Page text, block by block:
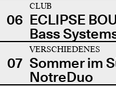
06
CLUB
ECLIPSE
Bass
07
VERSCHIEDENES
Sommer im
NotreDuo